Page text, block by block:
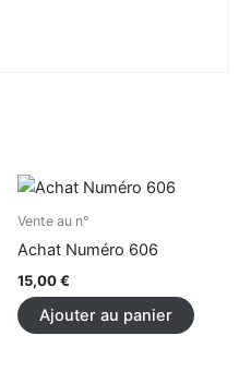
Vente au n°
Achat Numéro 606
15,00€
Ajouter au panier